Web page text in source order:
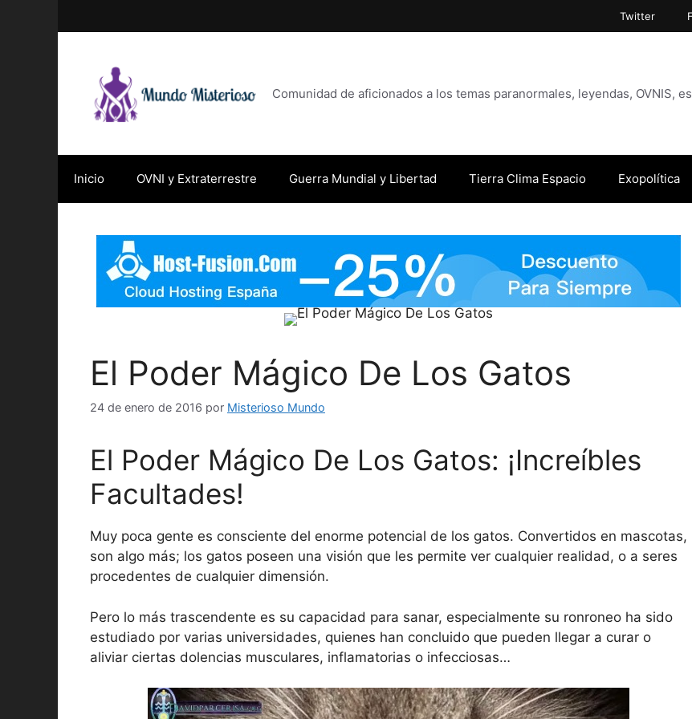
Twitter
Comunidad de aficionados a los temas paranormales, leyendas, OVNIS,
Inicio OVNI y Extraterrestre Guerra Mundial y Libertad Tierra Clima Espacio Exopolítica
El Poder Mágico De Los Gatos
24 de enero de 2016 por Misterioso Mundo
El Poder Mágico De Los Gatos: ¡Increíbles
Facultades!
Muy poca gente es consciente del enorme potencial de los gatos. Convertidos en mascotas,
son algo más; los gatos poseen una visión que les permite ver cualquier realidad, o a seres
procedentes de cualquier dimensión.
Pero lo más trascendente es su capacidad para sanar, especialmente su ronroneo ha sido
estudiado por varias universidades, quienes han concluido que pueden llegar a curar o
aliviar ciertas dolencias musculares, inflamatorias o infecciosas…